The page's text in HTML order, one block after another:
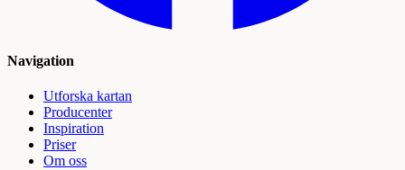
Navigation
Utforska kartan
Producenter
Inspiration
Priser
Om oss